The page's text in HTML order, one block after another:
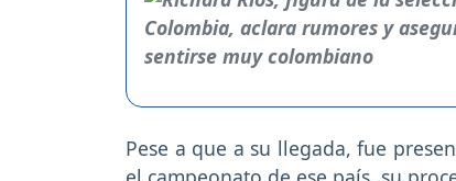
Pese a que a su llegada, fue